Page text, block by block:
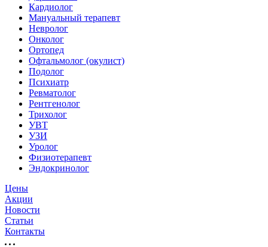
Кардиолог
Мануальный терапевт
Невролог
Онколог
Ортопед
Офтальмолог (окулист)
Подолог
Психиатр
Ревматолог
Рентгенолог
Трихолог
УВТ
УЗИ
Уролог
Физиотерапевт
Эндокринолог
Цены
Акции
Новости
Статьи
Контакты